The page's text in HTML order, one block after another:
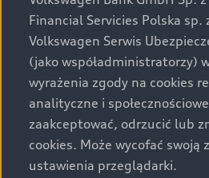
za dopłatą. Wiążące ustalenie
specyfikacji pojazdu następują w
określenie parametrów
świadectwo homologacji typu
sobie prawo do zmian i
prezentowane na stronie są
zamieszczania. W celu
informacji prosimy kontaktować
Audi.
Financial Servicies Polska sp.
Volkswagen Serwis
(jako współadministratorzy)
wyrażenia zgody na cookies
analityczne i
zaakceptować, odrzucić lub
cookies. Może wycofać swoją
ustawienia przeglądarki.